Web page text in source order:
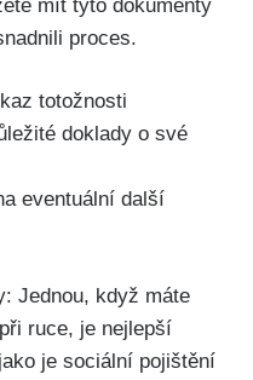
mít tyto dokumenty
proces.
totožnosti
doklady o své
eventuální další
Jednou, když máte
ruce, je nejlepší
je sociální pojištění